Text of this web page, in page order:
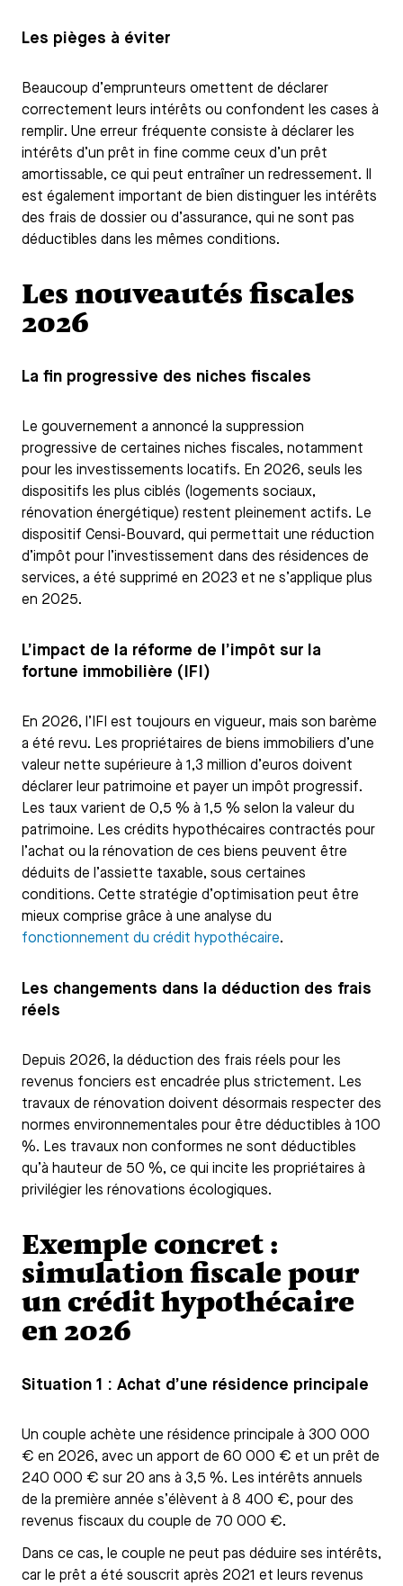
Les pièges à éviter
Beaucoup d’emprunteurs omettent de déclarer
correctement leurs intérêts ou confondent les cases à
remplir. Une erreur fréquente consiste à déclarer les
intérêts d’un prêt in fine comme ceux d’un prêt
amortissable, ce qui peut entraîner un redressement. Il
est également important de bien distinguer les intérêts
des frais de dossier ou d’assurance, qui ne sont pas
déductibles dans les mêmes conditions.
Les nouveautés fiscales
2026
La fin progressive des niches fiscales
Le gouvernement a annoncé la suppression
progressive de certaines niches fiscales, notamment
pour les investissements locatifs. En 2026, seuls les
dispositifs les plus ciblés (logements sociaux,
rénovation énergétique) restent pleinement actifs. Le
dispositif Censi-Bouvard, qui permettait une réduction
d’impôt pour l’investissement dans des résidences de
services, a été supprimé en 2023 et ne s’applique plus
en 2025.
L’impact de la réforme de l’impôt sur la
fortune immobilière (IFI)
En 2026, l’IFI est toujours en vigueur, mais son barème
a été revu. Les propriétaires de biens immobiliers d’une
valeur nette supérieure à 1,3 million d’euros doivent
déclarer leur patrimoine et payer un impôt progressif.
Les taux varient de 0,5 % à 1,5 % selon la valeur du
patrimoine. Les crédits hypothécaires contractés pour
l’achat ou la rénovation de ces biens peuvent être
déduits de l’assiette taxable, sous certaines
conditions. Cette stratégie d’optimisation peut être
mieux comprise grâce à une analyse du
fonctionnement du crédit hypothécaire.
Les changements dans la déduction des frais
réels
Depuis 2026, la déduction des frais réels pour les
revenus fonciers est encadrée plus strictement. Les
travaux de rénovation doivent désormais respecter des
normes environnementales pour être déductibles à 100
%. Les travaux non conformes ne sont déductibles
qu’à hauteur de 50 %, ce qui incite les propriétaires à
privilégier les rénovations écologiques.
Exemple concret :
simulation fiscale pour
un crédit hypothécaire
en 2026
Situation 1 : Achat d’une résidence principale
Un couple achète une résidence principale à 300 000
€ en 2026, avec un apport de 60 000 € et un prêt de
240 000 € sur 20 ans à 3,5 %. Les intérêts annuels
de la première année s’élèvent à 8 400 €, pour des
revenus fiscaux du couple de 70 000 €.
Dans ce cas, le couple ne peut pas déduire ses intérêts,
car le prêt a été souscrit après 2021 et leurs revenus